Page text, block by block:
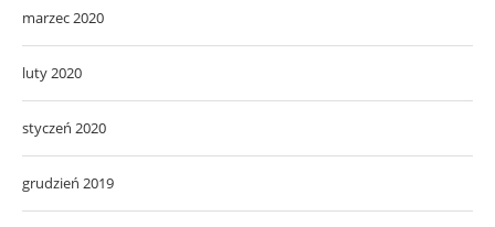
marzec 2020
luty 2020
styczeń 2020
grudzień 2019